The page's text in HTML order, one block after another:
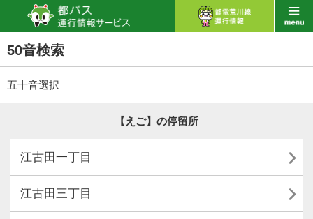
50音検索
五十音選択
【えご】の停留所
江古田一丁目 
江古田三丁目 